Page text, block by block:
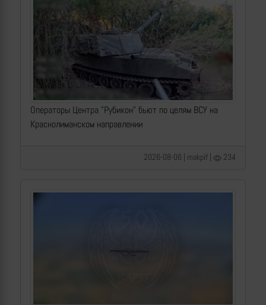
Операторы Центра "Рубикон" бьют по целям ВСУ на
Краснолиманском направлении
2026-08-06 | makpif | 234